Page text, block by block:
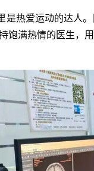
是热爱运动的达人
饱满热情的医生，